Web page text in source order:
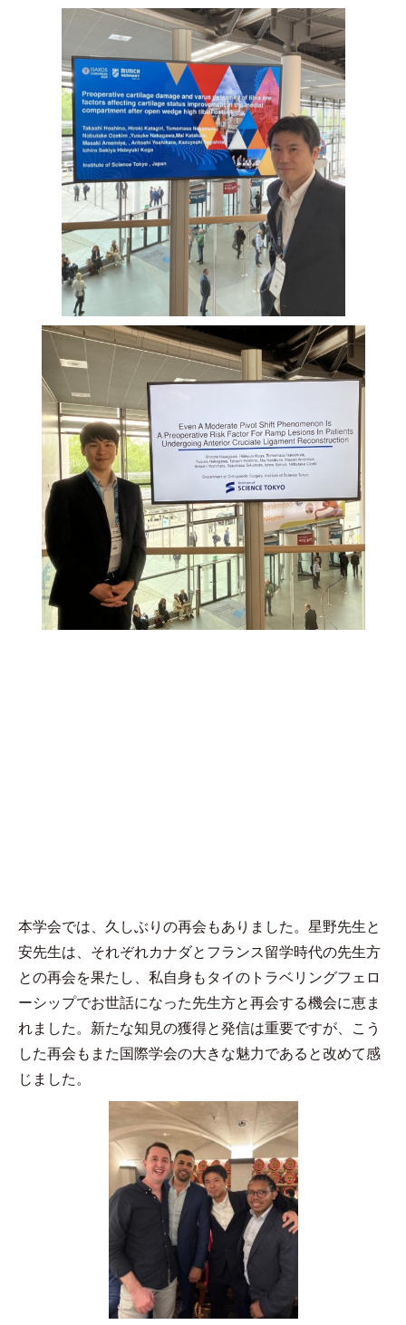
本学会では、久しぶりの再会もありました。星野先生と
安先生は、それぞれカナダとフランス留学時代の先生方
との再会を果たし、私自身もタイのトラベリングフェロ
ーシップでお世話になった先生方と再会する機会に恵ま
れました。新たな知見の獲得と発信は重要ですが、こう
した再会もまた国際学会の大きな魅力であると改めて感
じました。